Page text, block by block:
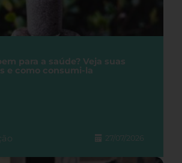
para a saúde? Veja suas
e como consumi-la
27/07/2026